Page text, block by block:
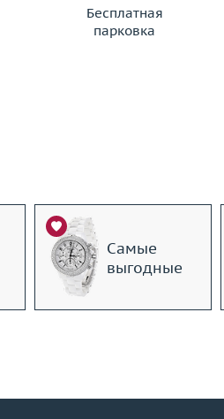
Бесплатная
парковка
Самые
выгодные